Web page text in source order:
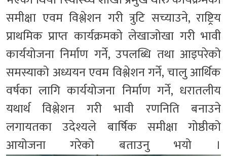
समीक्षा एवम विश्लेशन गरी त्रुटि सच्याउने, राष्ट्रिय
प्राथमिक प्राप्त कार्यक्रमको लेखाजोखा गरी भावी
कार्ययोजना निर्माण गर्ने, उपलब्धि तथा आइपरेको
समस्याको अध्ययन एवम विश्लेशन गर्ने, चालु आर्थिक
वर्षका लागि कार्ययोजना निर्माण गर्ने, धरातलीय
यथार्थ विश्लेशन गरी भावी रणनिति बनाउने
लगायतका उदेश्यले बार्षिक समीक्षा गोष्ठीको
आयोजना गरेको बताउनु भयो ।